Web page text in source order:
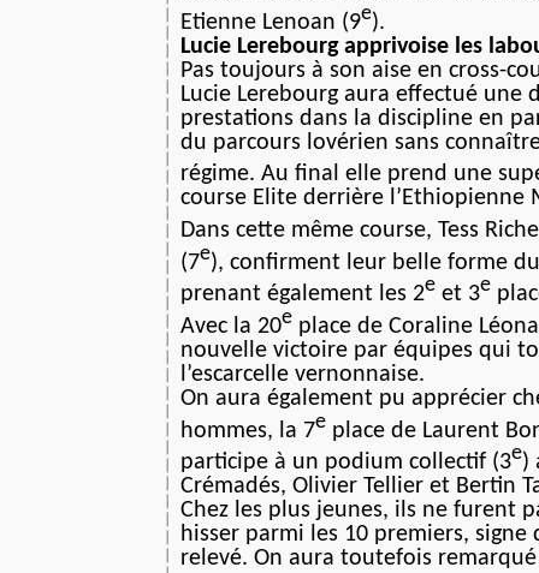
Etienne Lenoan (9e).
Lucie Lerebourg apprivoise les
Pas toujours à son aise en cross-
Lucie Lerebourg aura effectué une
prestations dans la discipline en
du parcours lovérien sans
régime. Au final elle prend une
course Elite derrière l’Ethiopienne
Dans cette même course, Tess
(7e), confirment leur belle forme
prenant également les 2e et 3e
Avec la 20e place de Coraline
nouvelle victoire par équipes qui
l’escarcelle vernonnaise.
On aura également pu apprécier
hommes, la 7e place de Laurent
participe à un podium collectif (3e)
Crémadés, Olivier Tellier et Bertin
Chez les plus jeunes, ils ne furent
hisser parmi les 10 premiers, signe
relevé. On aura toutefois